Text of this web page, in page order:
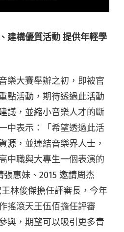
建構優質活動 提供年輕學
樂大賽舉辦之初，即被官
點活動，期待透過此活動
議，並縮小音樂人才的斷
中表示：「希望透過此活
源，並連結音樂界人士，
中職與大專生一個表演的
惠妹、2015 邀請周杰
林俊傑擔任評審長，今年
搖滾天王伍佰擔任評審
與，期望可以吸引更多青